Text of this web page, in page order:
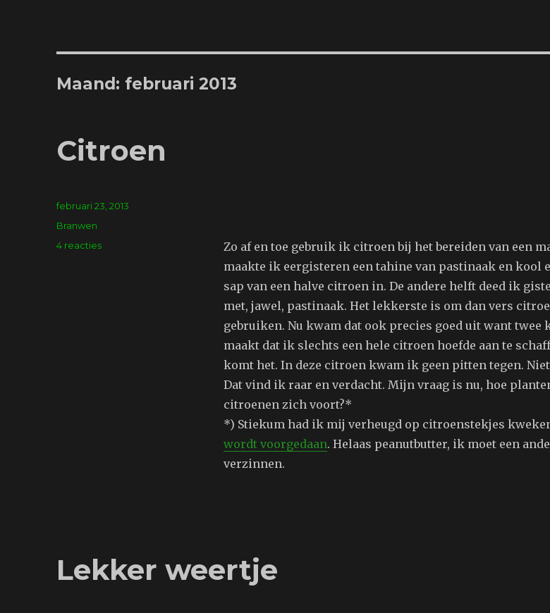
Maand: februari 2013
Citroen
Zo af en toe gebruik ik citroen bij het bereiden van een
maakte ik eergisteren een tahine van pastinaak en kool
sap van een halve citroen in. De andere helft deed ik
met, jawel, pastinaak. Het lekkerste is om dan vers
gebruiken. Nu kwam dat ook precies goed uit want twee
maakt dat ik slechts een hele citroen hoefde aan te
komt het. In deze citroen kwam ik geen pitten tegen. Niet
Dat vind ik raar en verdacht. Mijn vraag is nu, hoe
citroenen zich voort?*
*) Stiekum had ik mij verheugd op citroenstekjes
wordt voorgedaan. Helaas peanutbutter, ik moet een
verzinnen.
Geplaatst
februari 23, 2013
Tags
Branwen
4 reactiesop
Lekker weertje